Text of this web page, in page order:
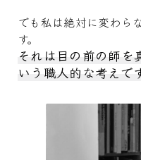
でも私は絶対に変わら
す。
それは目の前の師を
いう職人的な考えです